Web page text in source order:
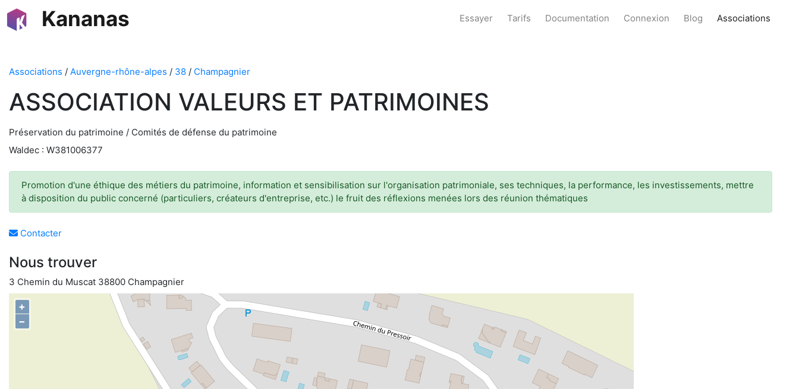
Kananas Essayer Tarifs Documentation Connexion Blog Associations
Associations / Auvergne-rhône-alpes / 38 / Champagnier
ASSOCIATION VALEURS ET PATRIMOINES
Préservation du patrimoine / Comités de défense du patrimoine
Waldec : W381006377
Promotion d'une éthique des métiers du patrimoine, information et sensibilisation sur l'organisation patrimoniale, ses techniques, la performance, les investissements, mettre
à disposition du public concerné (particuliers, créateurs d'entreprise, etc.) le fruit des réflexions menées lors des réunion thématiques
Contacter
Nous trouver
3 Chemin du Muscat 38800 Champagnier
+
−